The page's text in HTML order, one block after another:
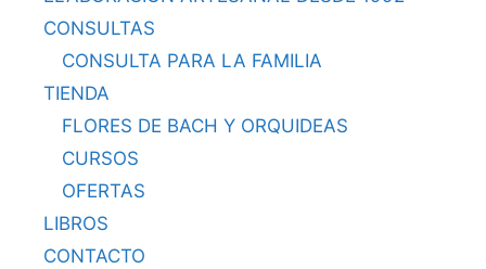
CONSULTAS
CONSULTA PARA LA FAMILIA
TIENDA
FLORES DE BACH Y ORQUIDEAS
CURSOS
OFERTAS
LIBROS
CONTACTO